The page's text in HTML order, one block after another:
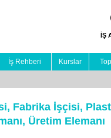
İŞ
İş Rehberi Kurslar
Fabrika İşçisi,
Üretim Elemanı